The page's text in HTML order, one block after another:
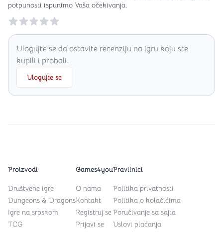
potpunosti ispunimo Vaša očekivanja.
Reviews
Ulogujte se da ostavite recenziju na igru koju ste
kupili i probali.
Ulogujte se
Proizvodi
Društvene igre
Dungeons & Dragons
Igre na srpskom
TCG
Games4you
O nama
Kontakt
Registruj se
Prijavi se
Pravilnici
Politika privatnosti
Politika o kolačićima
Poručivanje sa sajta
Uslovi plaćanja